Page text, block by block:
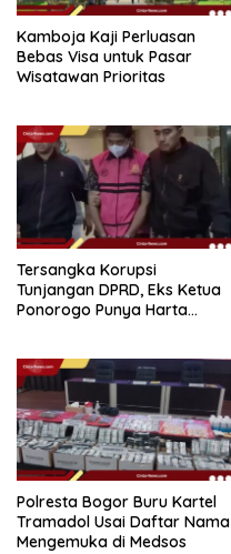
Kamboja Kaji Perluasan
Bebas Visa untuk Pasar
Wisatawan Prioritas
Tersangka Korupsi
Tunjangan DPRD, Eks Ketua
Ponorogo Punya Harta
Polresta Bogor Buru Kartel
Tramadol Usai Daftar Nama
Mengemuka di Medsos